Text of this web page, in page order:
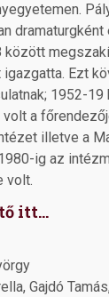
között
Ezt
1952-
a
illetve a
ig az
volt.
itt...
Gajdó